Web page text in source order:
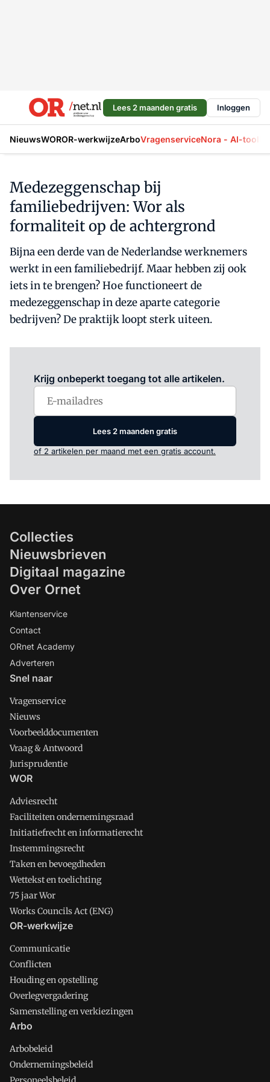
Lees 2 maanden gratis Inloggen
NieuwsWOROR-werkwijzeArboVragenserviceNora - AI-tool
Medezeggenschap bij
familiebedrijven: Wor als
formaliteit op de achtergrond
Bijna een derde van de Nederlandse werknemers
werkt in een familiebedrijf. Maar hebben zij ook
iets in te brengen? Hoe functioneert de
medezeggenschap in deze aparte categorie
bedrijven? De praktijk loopt sterk uiteen.
Krijg onbeperkt toegang tot alle artikelen.
Lees 2 maanden gratis
of 2 artikelen per maand met een gratis account.
Collecties
Nieuwsbrieven
Digitaal magazine
Over Ornet
Klantenservice
Contact
ORnet Academy
Adverteren
Snel naar
Vragenservice
Nieuws
Voorbeelddocumenten
Vraag & Antwoord
Jurisprudentie
WOR
Adviesrecht
Faciliteiten ondernemingsraad
Initiatiefrecht en informatierecht
Instemmingsrecht
Taken en bevoegdheden
Wettekst en toelichting
75 jaar Wor
Works Councils Act (ENG)
OR-werkwijze
Communicatie
Conflicten
Houding en opstelling
Overlegvergadering
Samenstelling en verkiezingen
Arbo
Arbobeleid
Ondernemingsbeleid